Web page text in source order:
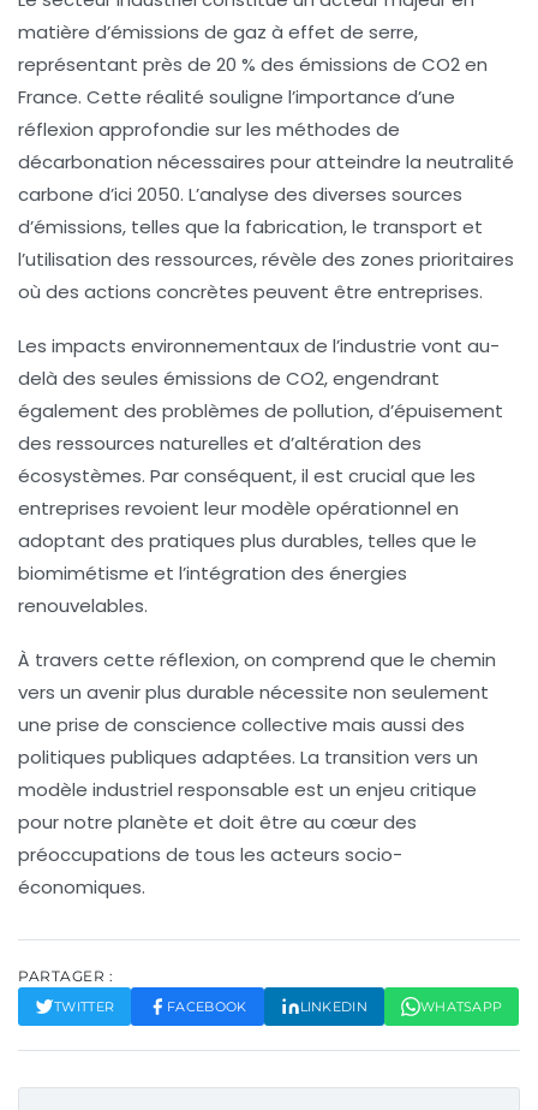
matière d’émissions de gaz à effet de serre,
représentant près de 20 % des émissions de CO2en
France. Cette réalité souligne l’importance d’une
réflexion approfondie sur les méthodes de
décarbonation nécessaires pour atteindre la neutralité
carbone d’ici 2050. L’analyse des diverses sources
d’émissions, telles que la fabrication, le transport et
l’utilisation des ressources, révèle des zones prioritaires
où des actions concrètes peuvent être entreprises.
Les impacts environnementaux de l’industrie vont au-
delà des seules émissions de CO2, engendrant
également des problèmes de pollution, d’épuisement
des ressources naturelles et d’altération des
écosystèmes. Par conséquent, il est crucial que les
entreprises revoient leur modèle opérationnel en
adoptant des pratiques plus durables, telles que le
biomimétisme et l’intégration des énergies
renouvelables.
À travers cette réflexion, on comprend que le chemin
vers un avenir plus durable nécessite non seulement
une prise de conscience collective mais aussi des
politiques publiques adaptées. La transition vers un
modèle industriel responsable est un enjeu critique
pour notre planète et doit être au cœur des
préoccupations de tous les acteurs socio-
économiques.
PARTAGER :
TWITTER FACEBOOK LINKEDIN WHATSAPP